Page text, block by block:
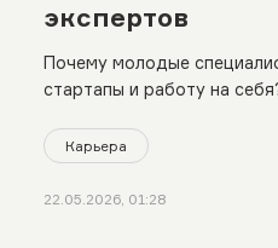
экспертов
Почему молодые
стартапы и работу на
Карьера
22.05.2026, 01:28